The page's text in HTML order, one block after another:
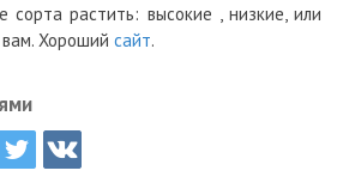
сорта растить: высокие , низкие, или
вам. Хорошийсайт.